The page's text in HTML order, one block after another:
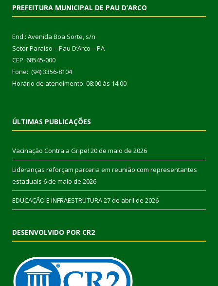
PREFEITURA MUNICIPAL DE PAU D’ARCO
End.: Avenida Boa Sorte, s/n
Setor Paraíso – Pau D’Arco – PA
CEP: 68545-000
Fone: (94) 3356-8104
Horário de atendimento: 08:00 às 14:00
ÚLTIMAS PUBLICAÇÕES
Vacinação Contra a Gripe! 20 de maio de 2026
Lideranças reforçam parceria em reunião com representantes
estaduais 6 de maio de 2026
EDUCAÇÃO E INFRAESTRUTURA27 de abril de 2026
DESENVOLVIDO POR CR2